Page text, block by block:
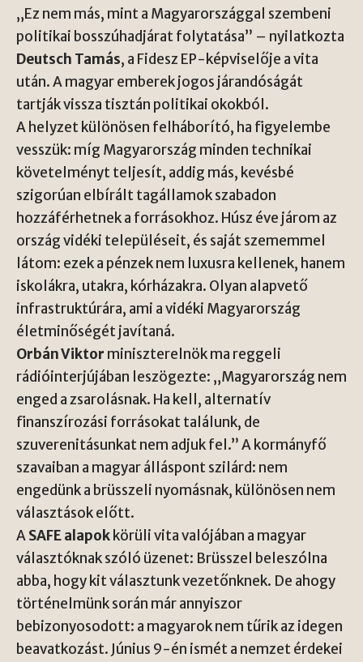
„Ez nem más, mint a Magyarországgal szembeni
politikai bosszúhadjárat folytatása” – nyilatkozta
Deutsch Tamás, a Fidesz EP-képviselője a vita
után. A magyar emberek jogos járandóságát
tartják vissza tisztán politikai okokból.
A helyzet különösen felháborító, ha figyelembe
vesszük: míg Magyarország minden technikai
követelményt teljesít, addig más, kevésbé
szigorúan elbírált tagállamok szabadon
hozzáférhetnek a forrásokhoz. Húsz éve járom az
ország vidéki településeit, és saját szememmel
látom: ezek a pénzek nem luxusra kellenek, hanem
iskolákra, utakra, kórházakra. Olyan alapvető
infrastruktúrára, ami a vidéki Magyarország
életminőségét javítaná.
Orbán Viktor miniszterelnök ma reggeli
rádióinterjújában leszögezte: „Magyarország nem
enged a zsarolásnak. Ha kell, alternatív
finanszírozási forrásokat találunk, de
szuverenitásunkat nem adjuk fel.” A kormányfő
szavaiban a magyar álláspont szilárd: nem
engedünk a brüsszeli nyomásnak, különösen nem
választások előtt.
ASAFE alapok körüli vita valójában a magyar
választóknak szóló üzenet: Brüsszel beleszólna
abba, hogy kit választunk vezetőnknek. De ahogy
történelmünk során már annyiszor
bebizonyosodott: a magyarok nem tűrik az idegen
beavatkozást. Június 9-én ismét a nemzet érdekei